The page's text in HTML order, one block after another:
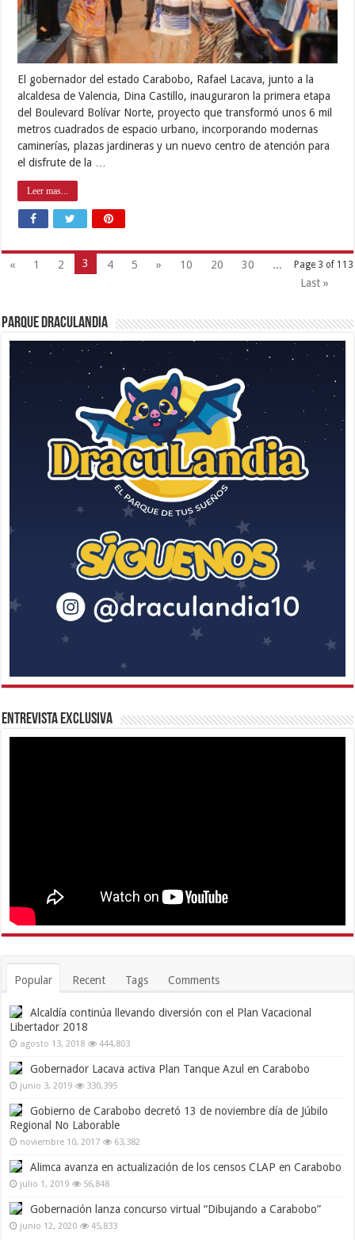
El gobernador del estado Carabobo, Rafael Lacava, junto a la
alcaldesa de Valencia, Dina Castillo, inauguraron la primera etapa
del Boulevard Bolívar Norte, proyecto que transformó unos 6 mil
metros cuadrados de espacio urbano, incorporando modernas
caminerías, plazas jardineras y un nuevo centro de atención para
el disfrute de la …
Leer mas...
Page 3 of 113
« 1 2 3 4 5 » 10 20 30
...
Last »
Parque Draculandia
Entrevista Exclusiva
Popular Recent Tags Comments
Alcaldía continúa llevando diversión con el Plan Vacacional
Libertador 2018
agosto 13, 2018 444,803
Gobernador Lacava activa Plan Tanque Azul en Carabobo
junio 3, 2019 330,395
Gobierno de Carabobo decretó 13 de noviembre día de Júbilo
Regional No Laborable
noviembre 10, 2017 63,382
Alimca avanza en actualización de los censos CLAP en Carabobo
julio 1, 2019 56,848
Gobernación lanza concurso virtual “Dibujando a Carabobo”
junio 12, 2020 45,833